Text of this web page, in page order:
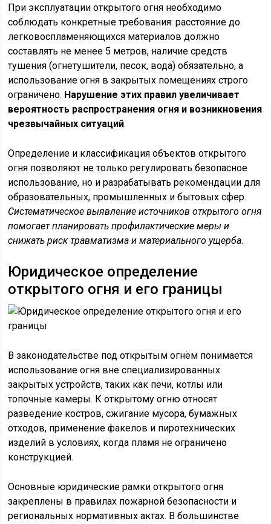
При эксплуатации открытого огня необходимо
соблюдать конкретные требования: расстояние до
легковоспламеняющихся материалов должно
составлять не менее 5 метров, наличие средств
тушения (огнетушители, песок, вода) обязательно, а
использование огня в закрытых помещениях строго
ограничено. Нарушение этих правил увеличивает
вероятность распространения огня и возникновения
чрезвычайных ситуаций.
Определение и классификация объектов открытого
огня позволяют не только регулировать безопасное
использование, но и разрабатывать рекомендации для
образовательных, промышленных и бытовых сфер.
Систематическое выявление источников открытого огня
помогает планировать профилактические меры и
снижать риск травматизма и материального ущерба.
Юридическое определение
открытого огня и его границы
В законодательстве под открытым огнём понимается
использование огня вне специализированных
закрытых устройств, таких как печи, котлы или
топочные камеры. К открытому огню относят
разведение костров, сжигание мусора, бумажных
отходов, применение факелов и пиротехнических
изделий в условиях, когда пламя не ограничено
конструкцией.
Основные юридические рамки открытого огня
закреплены в правилах пожарной безопасности и
региональных нормативных актах. В большинстве